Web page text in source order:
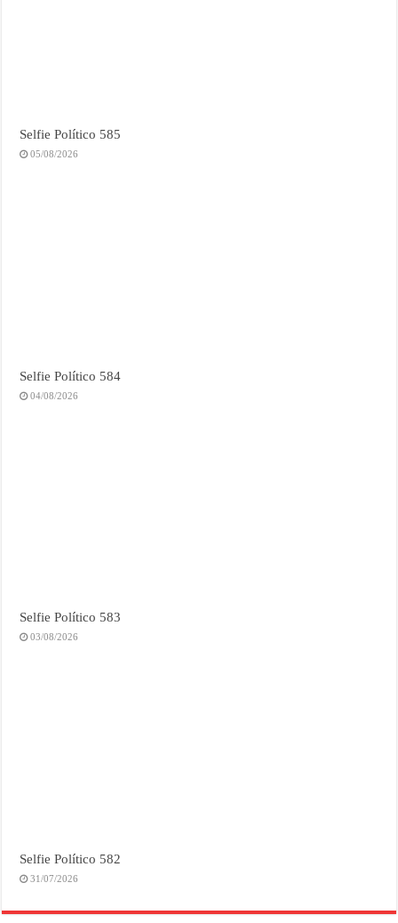
Selfie Político 585
05/08/2026
Selfie Político 584
04/08/2026
Selfie Político 583
03/08/2026
Selfie Político 582
31/07/2026